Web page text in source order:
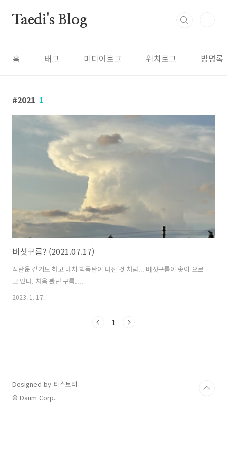
Taedi's Blog
홈 태그 미디어로그 위치로그 방명록
2021 1
버섯구름? (2021.07.17)
적란운 같기도 하고 마치 핵폭탄이 터진 것 처럼... 버섯구름이 솟아 오르
고 있다. 처음 봤던 구름....
2023. 1. 17.
1
Designed by 티스토리
© Daum Corp.